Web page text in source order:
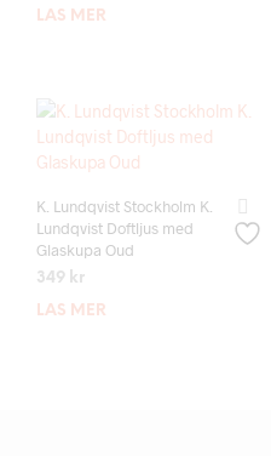
LÄS MER
K. Lundqvist Stockholm K.
Lundqvist Doftljus med
Glaskupa Oud
349 kr
LÄS MER